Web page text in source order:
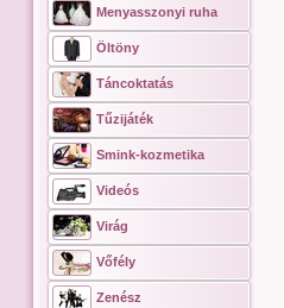
Menyasszonyi ruha
Öltöny
Táncoktatás
Tűzijáték
Smink-kozmetika
Videós
Virág
Vőfély
Zenész